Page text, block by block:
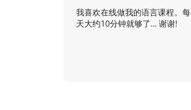
我喜欢在线做我的语言课程。每
天大约10分钟就够了... 谢谢!